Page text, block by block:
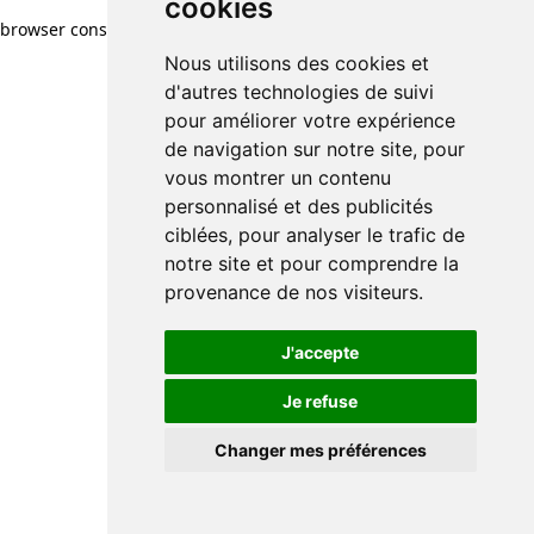
cookies
Nous utilisons des cookies et
d'autres technologies de suivi
pour améliorer votre expérience
de navigation sur notre site, pour
vous montrer un contenu
personnalisé et des publicités
ciblées, pour analyser le trafic de
notre site et pour comprendre la
provenance de nos visiteurs.
J'accepte
Je refuse
Changer mes préférences
browser console for more information)